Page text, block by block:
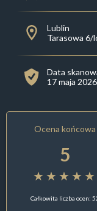
Lublin
Tarasowa 6/
Data
17 maja 2026
Ocena końcowa
5
Całkowita liczba ocen: